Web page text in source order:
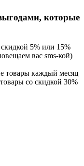
которые
5% или 15%
вас sms-кой)
товары каждый месяц
со скидкой 30%